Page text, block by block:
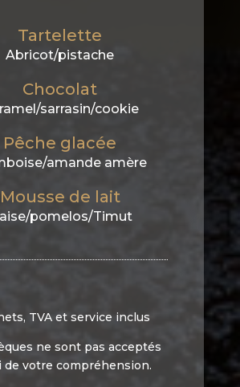
Tartelette
Abricot/pistache
Chocolat
sarrasin/cookie
Pêche glacée
amande amère
Mousse de lait
pomelos/Timut
TVA et service inclus
ne sont pas acceptés
de votre compréhension.